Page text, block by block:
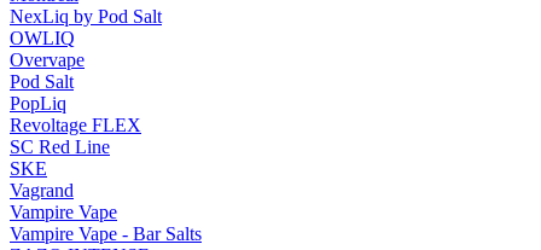
NexLiq by Pod Salt
OWLIQ
Overvape
Pod Salt
PopLiq
Revoltage FLEX
SC Red Line
SKE
Vagrand
Vampire Vape
Vampire Vape - Bar Salts